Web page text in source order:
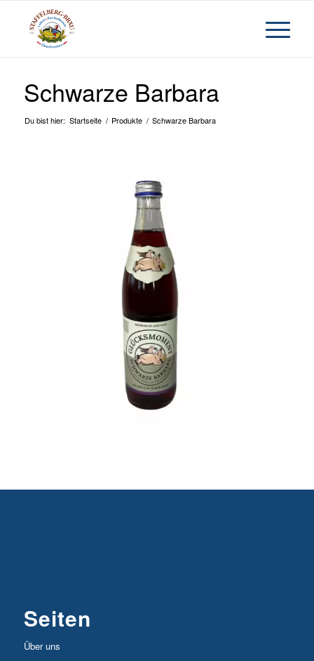
Schwarze Barbara
Du bist hier: Startseite / Produkte / Schwarze Barbara
Seiten
Über uns